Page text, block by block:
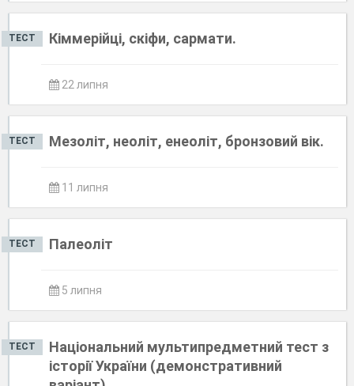
ТЕСТ Кіммерійці, скіфи, сармати.
22 липня
ТЕСТ Мезоліт, неоліт, енеоліт, бронзовий вік.
11 липня
ТЕСТ Палеоліт
5 липня
ТЕСТ
Національний мультипредметний тест з
історії України (демонстративний